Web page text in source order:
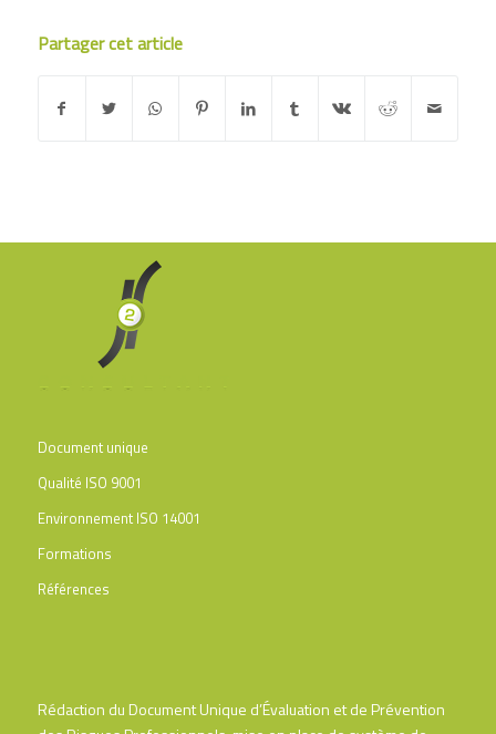
Partager cet article
Document unique
Qualité ISO 9001
Environnement ISO 14001
Formations
Références
Rédaction du Document Unique d’Évaluation et de Prévention